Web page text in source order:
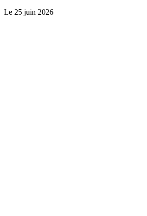
Le 25 juin 2026